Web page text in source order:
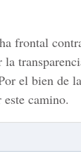
frontal
el bien de
camino.